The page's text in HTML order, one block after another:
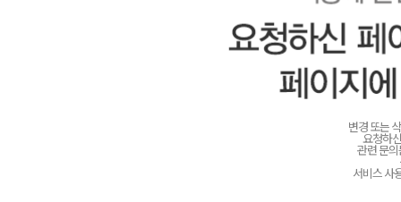
변경 또는
요청하
관련 문
서비스 사